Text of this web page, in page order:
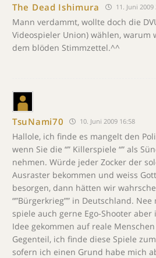
The Dead Ishimura 11. Juni 2009
Mann verdammt, wollte doch die
Videospieler Union) wählen,
dem blöden Stimmzettel.^^
TsuNami70 10. Juni 2009 16:58
Hallole, ich finde es mangelt den
wenn Sie die “” Killerspiele “” als
nehmen. Würde jeder Zocker der
Ausraster bekommen und weiss
besorgen, dann hätten wir
“”Bürgerkrieg”” in Deutschland.
spiele auch gerne Ego-Shooter
Idee gekommen auf reale
Gegenteil, ich finde diese Spiele
sofern ich einen Grund habe mich